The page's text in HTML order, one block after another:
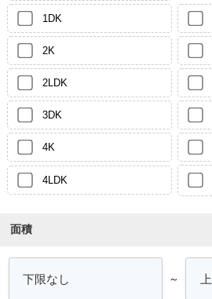
1DK
2K
2LDK
3DK
4K
4LDK
面積
～